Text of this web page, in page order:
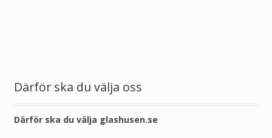
Därför ska du välja oss
Därför ska du välja glashusen.se